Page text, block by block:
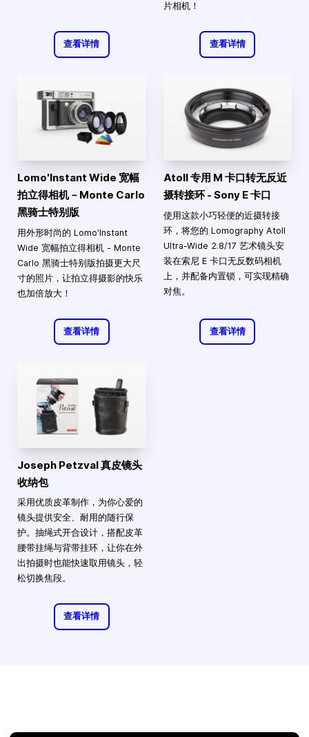
查看详情
片相机！
查看详情
Lomo'Instant Wide 宽幅
拍立得相机－Monte Carlo
黑骑士特别版
用外形时尚的 Lomo'Instant
Wide 宽幅拍立得相机 - Monte
Carlo 黑骑士特别版拍摄更大尺
寸的照片，让拍立得摄影的快乐
也加倍放大！
查看详情
Atoll 专用 M 卡口转无反近
摄转接环 - Sony E 卡口
使用这款小巧轻便的近摄转接
环，将您的 Lomography Atoll
Ultra-Wide 2.8/17 艺术镜头安
装在索尼 E 卡口无反数码相机
上，并配备内置锁，可实现精确
对焦。
查看详情
Joseph Petzval 真皮镜头
收纳包
采用优质皮革制作，为你心爱的
镜头提供安全、耐用的随行保
护。抽绳式开合设计，搭配皮革
腰带挂绳与背带挂环，让你在外
出拍摄时也能快速取用镜头，轻
松切换焦段。
查看详情